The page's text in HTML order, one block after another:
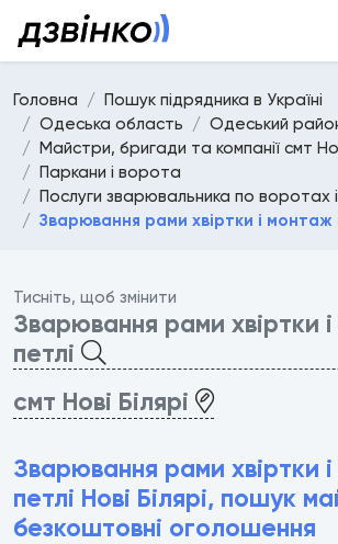
Головна
Пошук підрядника в Україні
Одеська область
Одеський
Майстри, бригади та компанії смт
Паркани і ворота
Послуги зварювальника по воротах
Зварювання рами хвіртки і монтаж
Тисніть, щоб змінити
Зварювання рами хвіртки
петлі
смт Нові Білярі
Зварювання рами хвіртки
петлі Нові Білярі, пошук
безкоштовні оголошення